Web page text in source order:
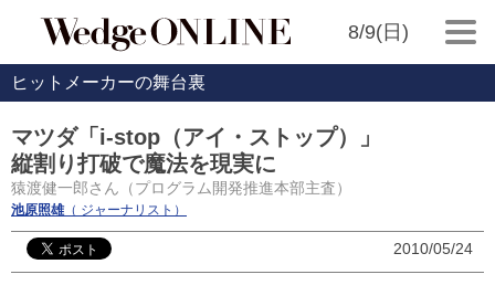
8/9(日)
ヒットメーカーの舞台裏
マツダ「i-stop（アイ・ストップ）」
縦割り打破で魔法を現実に
猿渡健一郎さん（プログラム開発推進本部主査）
池原照雄（ ジャーナリスト）
2010/05/24